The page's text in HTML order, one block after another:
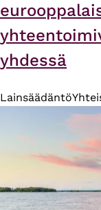
yhdessä
Lainsäädäntö